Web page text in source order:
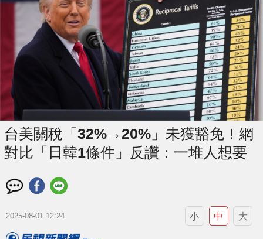
台美關稅「32%→20%」未獲豁免！網
對比「日韓1條件」反讚：一堆人想要
2025-08-01 12:24 小 中 大